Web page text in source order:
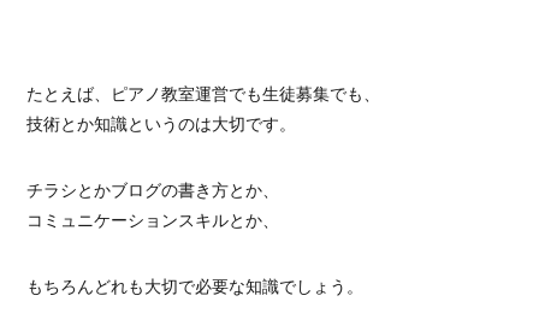
たとえば、ピアノ教室運営でも生徒募集でも、
技術とか知識というのは大切です。
チラシとかブログの書き方とか、
コミュニケーションスキルとか、
もちろんどれも大切で必要な知識でしょう。